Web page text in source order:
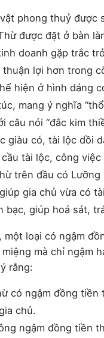
phong thuỷ được
được đặt ở bàn
doanh gặp trắc
lợi hơn trong
hiện ở hình dáng
mang ý nghĩa
câu nói “đắc kim
giàu có, tài lộc dồi
tài lộc, công
trên đầu có
gia chủ vừa có
bạc, giúp hoá sát,
một loại có ngậm
mà chỉ ngậm
rằng:
có ngậm đồng
chủ.
ngậm đồng tiền